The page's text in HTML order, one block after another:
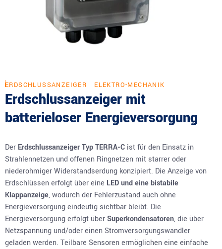
ERDSCHLUSSANZEIGER ELEKTRO-MECHANIK
Erdschlussanzeiger mit
batterieloser Energieversorgung
Der Erdschlussanzeiger Typ TERRA-C ist für den Einsatz in
Strahlennetzen und offenen Ringnetzen mit starrer oder
niederohmiger Widerstandserdung konzipiert. Die Anzeige von
Erdschlüssen erfolgt über eine LED und eine bistabile
Klappanzeige, wodurch der Fehlerzustand auch ohne
Energieversorgung eindeutig sichtbar bleibt. Die
Energieversorgung erfolgt überSuperkondensatoren, die über
Netzspannung und/oder einen Stromversorgungswandler
geladen werden. Teilbare Sensoren ermöglichen eine einfache